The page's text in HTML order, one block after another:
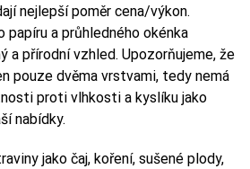
nejlepší poměr cena/výkon.
papíru a průhledného okénka
a přírodní vzhled. Upozorňujeme, že
pouze dvěma vrstvami, tedy nemá
proti vlhkosti a kyslíku jako
nabídky.
jako čaj, koření, sušené plody,